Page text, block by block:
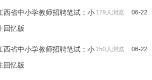
06-22
179人浏览
西省中小学教师招聘笔试：小
回忆版
06-22
150人浏览
西省中小学教师招聘笔试：小
回忆版